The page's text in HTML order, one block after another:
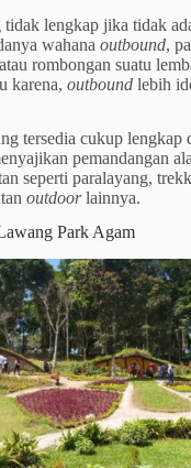
tidak lengkap jika tidak
wahana outbound,
rombongan suatu
karena, outbound lebih
tersedia cukup lengkap
pemandangan
seperti paralayang,
outdoorlainnya.
Park Agam